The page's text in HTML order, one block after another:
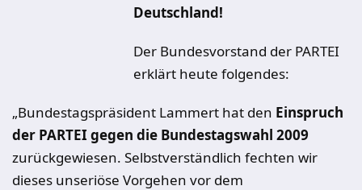
Deutschland!
Der Bundesvorstand der PARTEI
erklärt heute folgendes:
„Bundestagspräsident Lammert hat den Einspruch
der PARTEI gegen die Bundestagswahl 2009
zurückgewiesen. Selbstverständlich fechten wir
dieses unseriöse Vorgehen vor dem